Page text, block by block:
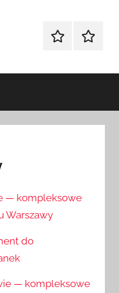
Sklep Blog
— kompleksowe
Warszawy
do
— kompleksowe